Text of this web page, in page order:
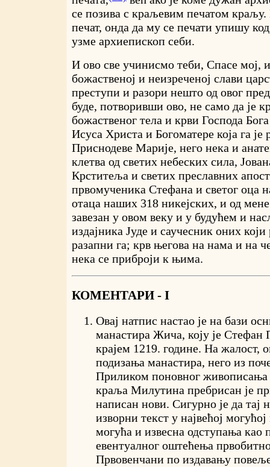
се позива с краљевим печатом
печат, онда да му се печати упишу
узме архиепископ себи.
И ово све учинисмо теби, Спасе мој,
божаственој и неизреченој слави
преступи и разори нешто од овог
буде, потворивши ово, не само да је
божаственог тела и крви Господа
Исуса Христа и Богоматере која га је
Приснодеве Марије, него нека и
клетва од светих небеских сила,
Крститеља и светих преславних
првомученика Стефана и светог оца
отаца наших 318 никејских, и од
завезан у овом веку и у будућем и
издајника Јуде и саучесник оних
разапни га; крв његова на нама и на
нека се приброји к њима.
КОМЕНТАРИ - I
Овај натпис настао је на бази
манастира Жича, коју је Стефан
крајем 1219. године. На жалост,
подизања манастира, него из
Приликом поновног живописања
краља Милутина пребрисан је
написан нови. Сигурно је да тај
изворни текст у највећој
могућа и извесна одступања као
евентуалног оштећења
Првовенчани по издавању